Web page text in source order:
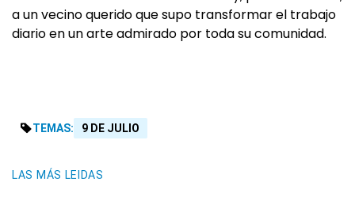
a un vecino querido que supo transformar el trabajo
diario en un arte admirado por toda su comunidad.
TEMAS: 9 DE JULIO
LAS MÁS LEIDAS